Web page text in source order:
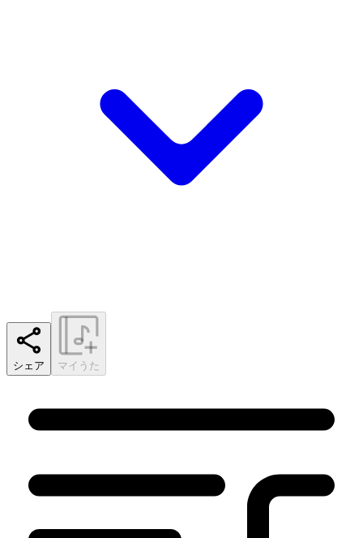
シェア マイうた